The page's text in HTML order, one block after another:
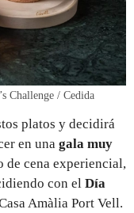
Challenge / Cedida
platos y decidirá
en una gala muy
de cena experiencial,
con el Día
Amàlia Port Vell.